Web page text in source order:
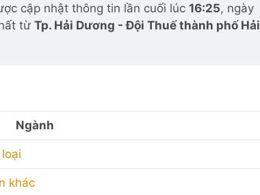
cập nhật thông tin lần cuối lúc 16:25, ngày
từ Tp. Hải Dương - Đội Thuế thành phố Hải
Ngành
khác